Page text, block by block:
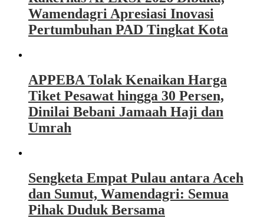
Wamendagri Apresiasi Inovasi
Pertumbuhan PAD Tingkat Kota
APPEBA Tolak Kenaikan Harga
Tiket Pesawat hingga 30 Persen,
Dinilai Bebani Jamaah Haji dan
Umrah
Sengketa Empat Pulau antara Aceh
dan Sumut, Wamendagri: Semua
Pihak Duduk Bersama